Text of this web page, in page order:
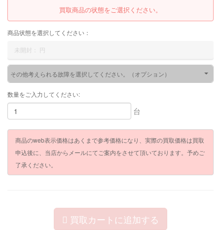
買取商品の状態をご選択ください。
商品状態を選択してください：
未開封： 円
その他考えられる故障を選択してください。（オプション）
数量をご入力してください:
台
商品のweb表示価格はあくまで参考価格になり、実際の買取価格は買取
申込後に、当店からメールにてご案内をさせて頂いております。予めご
了承ください。
買取カートに追加する